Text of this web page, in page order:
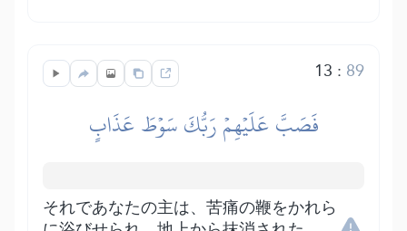
13 : 89
فَصَبَّ عَلَيۡهِمۡ رَبُّكَ سَوۡطَ عَذَابٍ
それであなたの主は、苦痛の鞭をかれら